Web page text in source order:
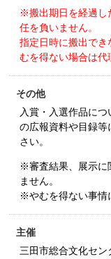
※搬出期日を経過し
任を負いません。
指定日時に搬出で
むを得ない場合は代
その他
入賞・入選作品に
の広報資料や目録
さい。
※審査結果、展示に
ません。
※やむを得ない事情
主催
三田市総合文化セン